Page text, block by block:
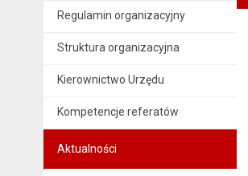
Regulamin organizacyjny
Struktura organizacyjna
Kierownictwo Urzędu
Kompetencje referatów
Aktualności